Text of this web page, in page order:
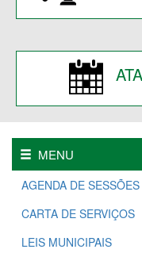
MENU
AGENDA DE SESSÕES
CARTA DE SERVIÇOS
LEIS MUNICIPAIS